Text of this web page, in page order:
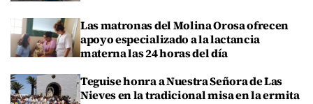
Las matronas del Molina Orosa ofrecen
apoyo especializado a la lactancia
materna las 24 horas del día
Teguise honra a Nuestra Señora de Las
Nieves en la tradicional misa en la ermita